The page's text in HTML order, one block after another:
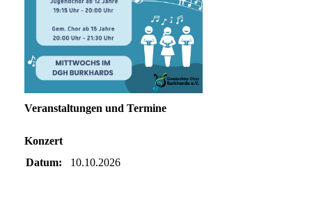
Veranstaltungen und Termine
Konzert
Datum:
10.10.2026